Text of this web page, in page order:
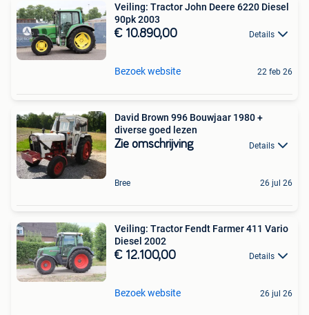
Veiling: Tractor John Deere 6220 Diesel
90pk 2003
€ 10.890,00 Details
Bezoek website 22 feb 26
David Brown 996 Bouwjaar 1980 +
diverse goed lezen
Zie omschrijving Details
Bree 26 jul 26
Veiling: Tractor Fendt Farmer 411 Vario
Diesel 2002
€ 12.100,00 Details
Bezoek website 26 jul 26